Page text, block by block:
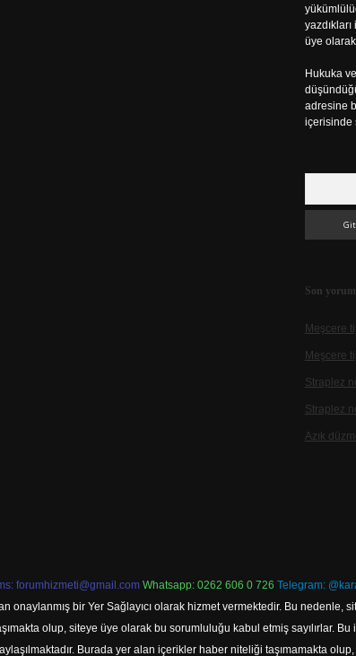
üye
Hukuka
adresine
içerisinde
Son
Meşcere
Meşcere
Straplez
Straplez
Azık
forumhizmeti@gmail.com Whatsapp: 0262 606 0 726 Telegram:
onaylanmış bir Yer Sağlayıcı olarak hizmet vermektedir. Bu
olup, siteye üye olarak bu sorumluluğu kabul etmiş sayılırlar.
Burada yer alan içerikler haber niteliği taşımamakta